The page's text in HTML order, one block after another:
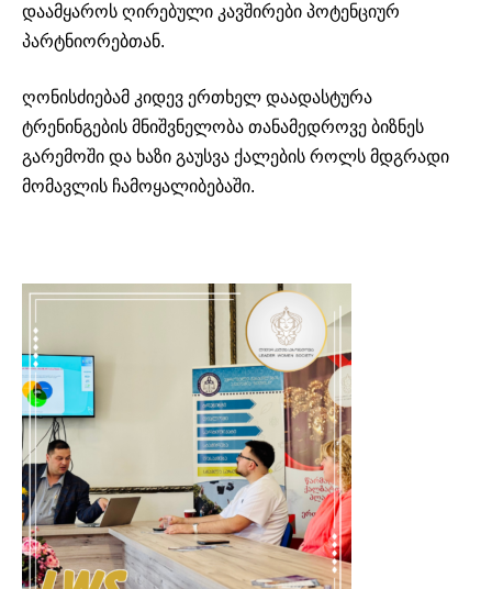
დაამყაროს ღირებული კავშირები პოტენციურ
პარტნიორებთან.
ღონისძიებამ კიდევ ერთხელ დაადასტურა
ტრენინგების მნიშვნელობა თანამედროვე ბიზნეს
გარემოში და ხაზი გაუსვა ქალების როლს მდგრადი
მომავლის ჩამოყალიბებაში.